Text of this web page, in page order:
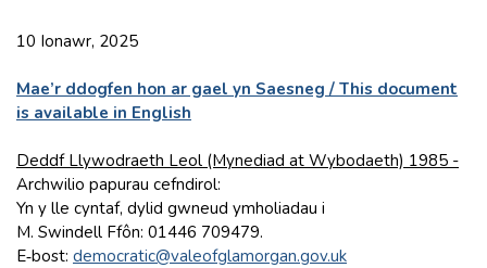
10 Ionawr, 2025
Mae’r ddogfen hon ar gael yn Saesneg / This document
is available in English
Deddf Llywodraeth Leol (Mynediad at Wybodaeth) 1985 -
Archwilio papurau cefndirol:
Yn y lle cyntaf, dylid gwneud ymholiadau i
M. Swindell Ffôn: 01446 709479.
E‑bost: democratic@valeofglamorgan.gov.uk